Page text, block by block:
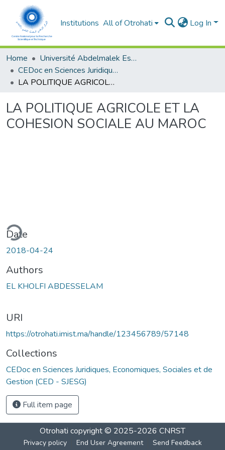
Institutions All of Otrohati Log In
Home
Université Abdelmalek Essaâdi - Tétouan
CEDoc en Sciences Juridiques, Economiques, Sociales et de Gestion (CED - SJESG)
LA POLITIQUE AGRICOLE ET LA COHESION SOCIALE AU MAROC
LA POLITIQUE AGRICOLE ET LA
COHESION SOCIALE AU MAROC
Date
2018-04-24
Authors
EL KHOLFI ABDESSELAM
URI
https://otrohati.imist.ma/handle/123456789/57148
Collections
CEDoc en Sciences Juridiques, Economiques, Sociales et de
Gestion (CED - SJESG)
Full item page
Otrohati copyright © 2025-2026 CNRST
Privacy policy End User Agreement Send Feedback